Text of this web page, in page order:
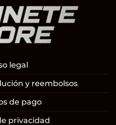
legal
y reembolsos
de pago
privacidad